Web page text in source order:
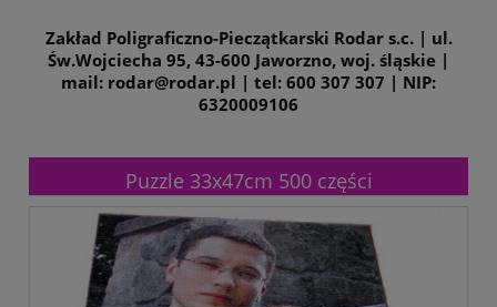
Zakład Poligraficzno-Pieczątkarski Rodar s.c. | ul.
Św.Wojciecha 95, 43-600 Jaworzno, woj. śląskie |
mail: rodar@rodar.pl | tel: 600 307 307 | NIP:
6320009106
Puzzle 33x47cm 500 części